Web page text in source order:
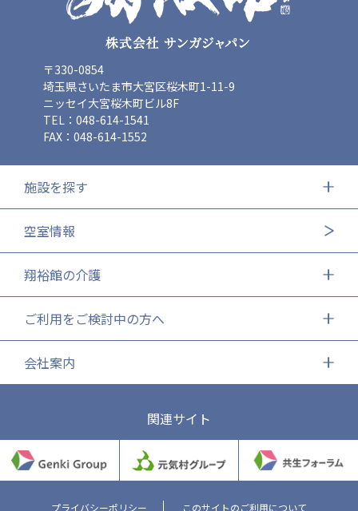
〒330-0854
埼玉県さいたま市大宮区桜木町1-11-9
ニッセイ大宮桜木町ビル8F
TEL：048-614-1541
FAX：048-614-1552
施設を探す
空室情報
翔裕館の介護
ご利用をご検討中の方へ
会社案内
関連サイト
プライバシーポリシー このサイトのご利用について